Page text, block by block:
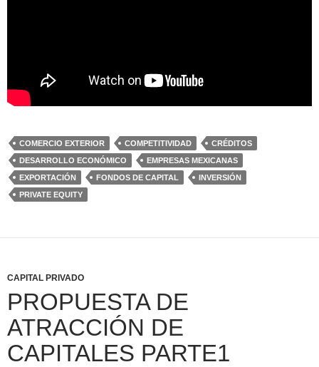
COMERCIO EXTERIOR COMPETITIVIDAD
CRÉDITOS
DESARROLLO ECONÓMICO
EMPRESAS MEXICANAS
EXPORTACIÓN
FONDOS DE CAPITAL
INVERSIÓN
PRIVATE EQUITY
CAPITAL PRIVADO
PROPUESTA DE
ATRACCIÓN DE
CAPITALES PARTE1